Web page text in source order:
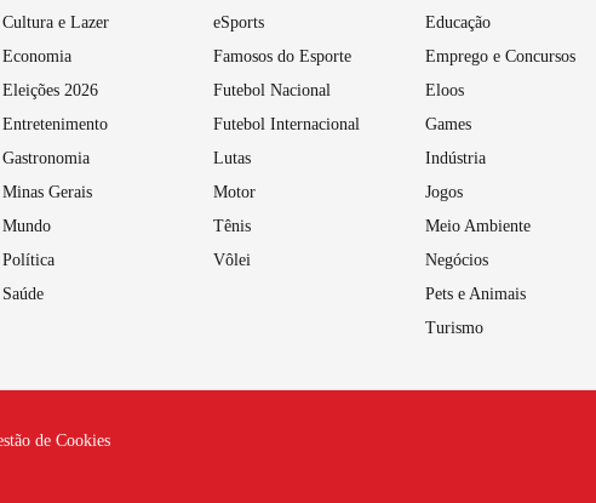
Cultura e Lazer
Economia
Eleições 2026
Entretenimento
Gastronomia
Minas Gerais
Mundo
Política
Saúde
eSports
Famosos do Esporte
Futebol Nacional
Futebol Internacional
Lutas
Motor
Tênis
Vôlei
Educação
Emprego e Concursos
Eloos
Games
Indústria
Jogos
Meio Ambiente
Negócios
Pets e Animais
Turismo
de Cookies